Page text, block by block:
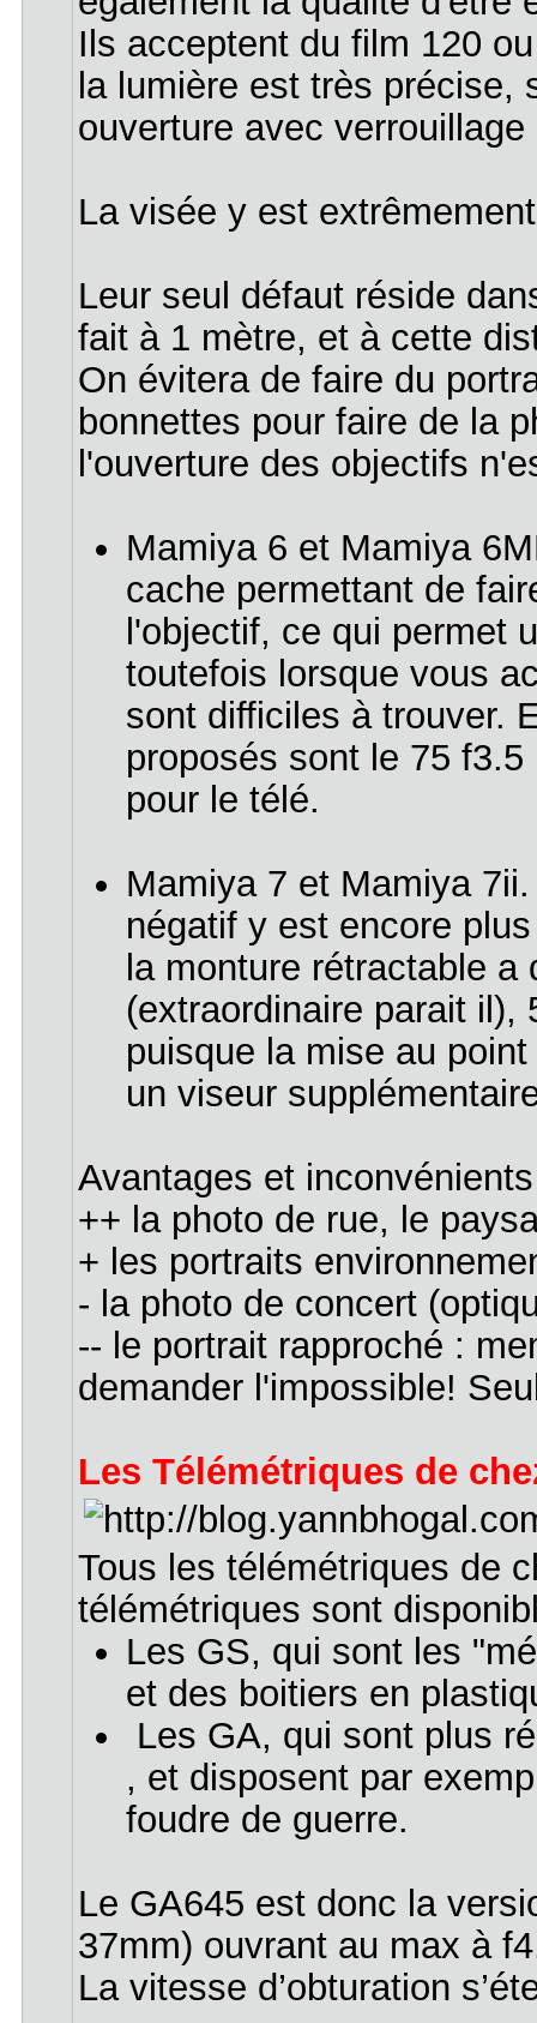
Ils acceptent du film 120
la lumière est très
ouverture avec
La visée y est
Leur seul défaut réside
fait à 1 mètre, et à cette
On évitera de faire du
bonnettes pour faire de la
l'ouverture des objectifs
Mamiya 6 et Mamiya
cache permettant de
l'objectif, ce qui permet
toutefois lorsque vous
sont difficiles à trouver.
proposés sont le 75
pour le télé.
Mamiya 7 et Mamiya
négatif y est encore
la monture rétractable
(extraordinaire parait il),
puisque la mise au
un viseur
Avantages et inconvénients
++ la photo de rue, le
+ les portraits
- la photo de concert
-- le portrait rapproché :
demander l'impossible!
Les Télémétriques de
Tous les télémétriques de
télémétriques sont
Les GS, qui sont les
et des boitiers en
Les GA, qui sont plus
, et disposent par
foudre de guerre.
Le GA645 est donc la
37mm) ouvrant au max à
La vitesse d’obturation